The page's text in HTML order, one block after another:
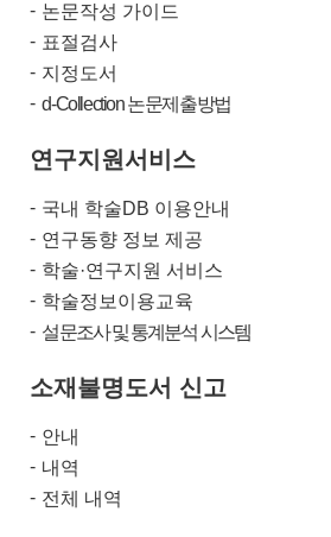
논문작성 가이드
표절검사
지정도서
d-Collection 논문제출방법
연구지원서비스
국내 학술DB 이용안내
연구동향 정보 제공
학술·연구지원 서비스
학술정보이용교육
설문조사 및 통계분석 시스템
소재불명도서 신고
안내
내역
전체 내역